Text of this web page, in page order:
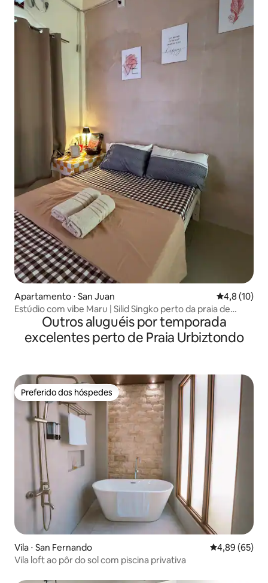
Apartamento ⋅ San Juan 4,8 de uma
4,8 (10)
Estúdio com vibe Maru | Silid Singko perto da praia de
Outros aluguéis por temporada
excelentes perto de Praia Urbiztondo
Preferido dos hóspedes
Preferido dos hóspedes
Vila ⋅ San Fernando 4,89 de uma
4,89 (65)
Vila loft ao pôr do sol com piscina privativa